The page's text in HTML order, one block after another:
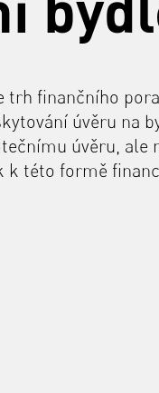
finančního
úvěru na
úvěru, ale
k této formě